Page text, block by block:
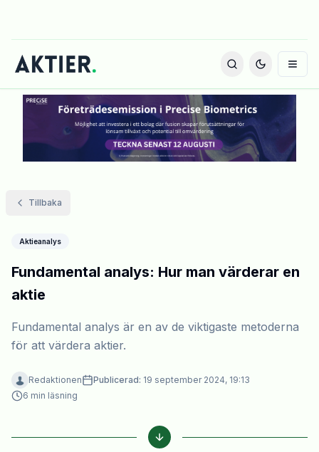
Tillbaka
Aktieanalys
Fundamental analys: Hur man värderar en
aktie
Fundamental analys är en av de viktigaste metoderna
för att värdera aktier.
Redaktionen Publicerad: 19 september 2024, 19:13
6 min läsning